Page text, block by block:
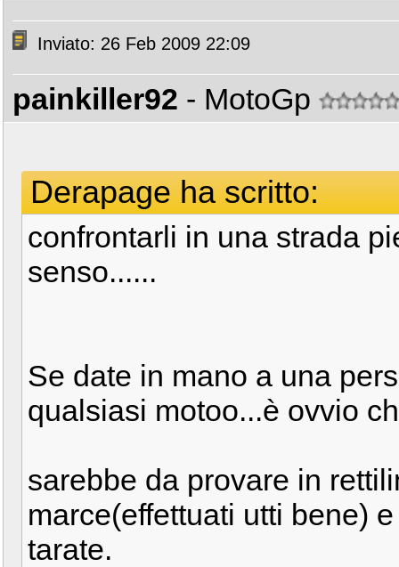
Inviato: 26 Feb 2009 22:09
painkiller92 - MotoGp
Derapage ha scritto:
confrontarli in una strada
senso......
Se date in mano a una
qualsiasi motoo...è ovvio
sarebbe da provare in
marce(effettuati utti bene)
tarate.